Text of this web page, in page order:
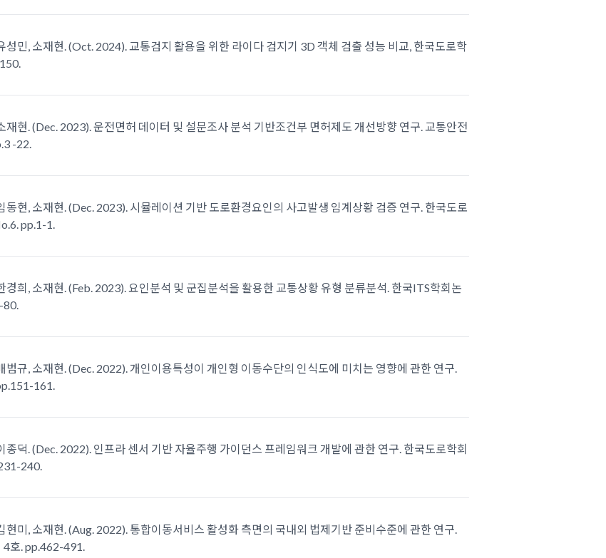
성민, 소재현. (Oct. 2024). 교통검지 활용을 위한 라이다 검지기 3D 객체 검출 성능 비교, 한국도로학
재현. (Dec. 2023). 운전면허 데이터 및 설문조사 분석 기반조건부 면허제도 개선방향 연구. 교통안전
-22.
동현, 소재현. (Dec. 2023). 시뮬레이션 기반 도로환경요인의 사고발생 임계상황 검증 연구. 한국도로
pp.1-1.
경희, 소재현. (Feb. 2023). 요인분석 및 군집분석을 활용한 교통상황 유형 분류분석. 한국ITS학회논
80.
범규, 소재현. (Dec. 2022). 개인이용특성이 개인형 이동수단의 인식도에 미치는 영향에 관한 연구.
161.
종덕. (Dec. 2022). 인프라 센서 기반 자율주행 가이던스 프레임워크 개발에 관한 연구. 한국도로학회
240.
현미, 소재현. (Aug. 2022). 통합이동서비스 활성화 측면의 국내외 법제기반 준비수준에 관한 연구.
4호. pp.462-491.